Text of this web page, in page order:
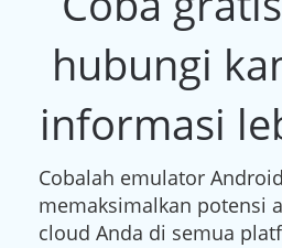
hubungi
informasi
Cobalah emulator
memaksimalkan potensi
cloud Anda di semua